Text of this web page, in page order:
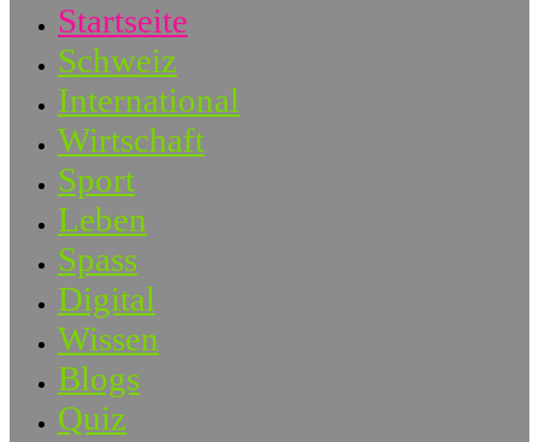
Startseite
Schweiz
International
Wirtschaft
Sport
Leben
Spass
Digital
Wissen
Blogs
Quiz